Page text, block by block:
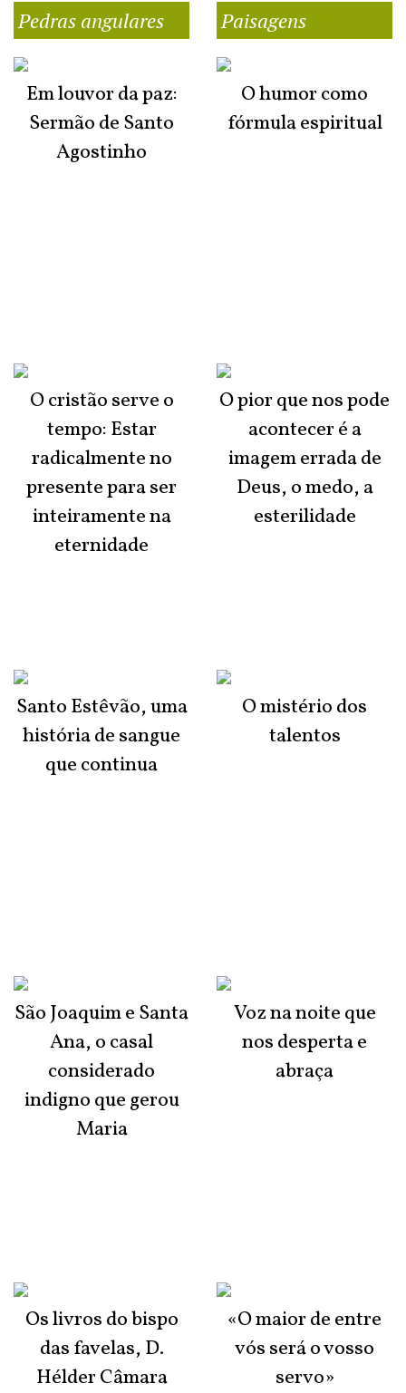
Pedras angulares
Em louvor da paz:
Sermão de Santo
Agostinho
O cristão serve o
tempo: Estar
radicalmente no
presente para ser
inteiramente na
eternidade
Santo Estêvão, uma
história de sangue
que continua
São Joaquim e Santa
Ana, o casal
considerado
indigno que gerou
Maria
Os livros do bispo
das favelas, D.
Hélder Câmara
Paisagens
O humor como
fórmula espiritual
O pior que nos pode
acontecer é a
imagem errada de
Deus, o medo, a
esterilidade
O mistério dos
talentos
Voz na noite que
nos desperta e
abraça
«O maior de entre
vós será o vosso
servo»